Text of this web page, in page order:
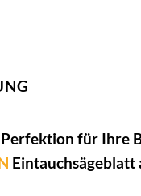
für Ihre
Eintauchsägeblatt